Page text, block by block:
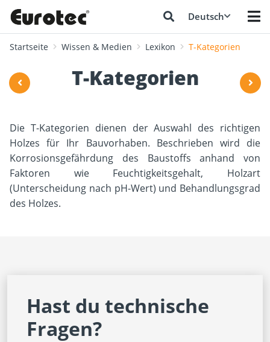
Deutsch
Startseite Wissen & Medien Lexikon T-Kategorien
T-Kategorien
Die T-Kategorien dienen der Auswahl des richtigen
Holzes für Ihr Bauvorhaben. Beschrieben wird die
Korrosionsgefährdung des Baustoffs anhand von
Faktoren wie Feuchtigkeitsgehalt, Holzart
(Unterscheidung nach pH-Wert) und Behandlungsgrad
des Holzes.
Hast du technische
Fragen?